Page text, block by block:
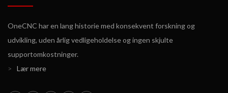
OneCNC har en lang historie med konsekvent forskning og
udvikling, uden årlig vedligeholdelse og ingen skjulte
supportomkostninger.
>
Lær mere